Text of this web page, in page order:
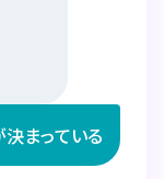
決まっている